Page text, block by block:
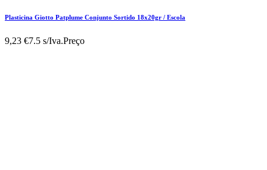
Plasticina Giotto Patplume Conjunto Sortido 18x20gr / Escola
9,23 €7.5 s/Iva.Preço